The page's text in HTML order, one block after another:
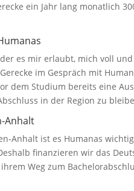
ein Jahr lang monatlich
es mir erlaubt, mich voll
im Gespräch mit
dem Studium bereits eine
in der Region zu
Anhalt
Anhalt ist es Humanas
finanzieren wir das
Weg zum